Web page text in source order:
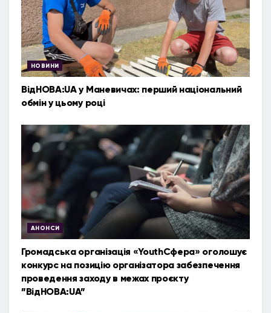
НОВИНИ
ВідНОВА:UA у Маневичах: перший національний
обмін у цьому році
АНОНСИ
Громадська організація «YouthСфера» оголошує
конкурс на позицію організатора забезпечення
проведення заходу в межах проєкту
”ВідНОВА:UA”